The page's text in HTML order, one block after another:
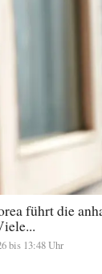
führt die
bis 13:48 Uhr